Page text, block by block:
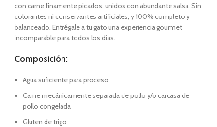
con carne finamente picados, unidos con abundante salsa. Sin
colorantes ni conservantes artificiales, y 100% completo y
balanceado. Entrégale a tu gato una experiencia gourmet
incomparable para todos los días.
Composición:
Agua suficiente para proceso
Carne mecánicamente separada de pollo y/o carcasa de
pollo congelada
Gluten de trigo